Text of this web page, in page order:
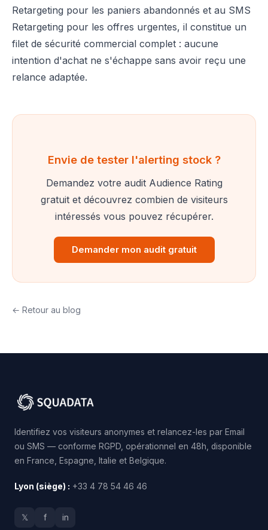
Retargeting pour les paniers abandonnés et au SMS
Retargeting pour les offres urgentes, il constitue un
filet de sécurité commercial complet : aucune
intention d'achat ne s'échappe sans avoir reçu une
relance adaptée.
Envie de tester l'alerting stock ?
Demandez votre audit Audience Rating
gratuit et découvrez combien de visiteurs
intéressés vous pouvez récupérer.
Demander mon audit gratuit
← Retour au blog
Identifiez vos visiteurs anonymes et relancez-les par Email
ou SMS — conforme RGPD, opérationnel en 48h, disponible
en France, Espagne, Italie et Belgique.
Lyon (siège) : +33 4 78 54 46 46
𝕏 f in